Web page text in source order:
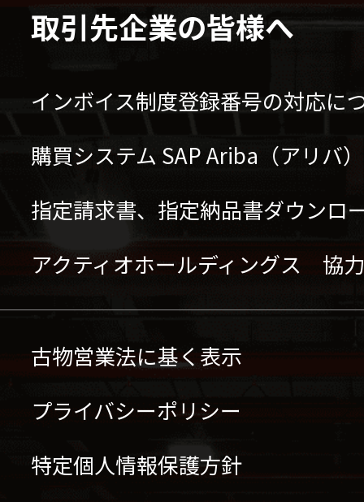
取引先企業の皆様へ
インボイス制度登録番号の対応に
購買システム SAP Ariba（アリバ
指定請求書、指定納品書ダウンロ
アクティオホールディングス 協
古物営業法に基く表示
プライバシーポリシー
特定個人情報保護方針